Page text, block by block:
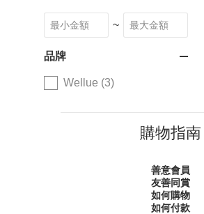
~
品牌
Wellue (3)
購物指南
善意會員
友善同賞
如何購物
如何付款